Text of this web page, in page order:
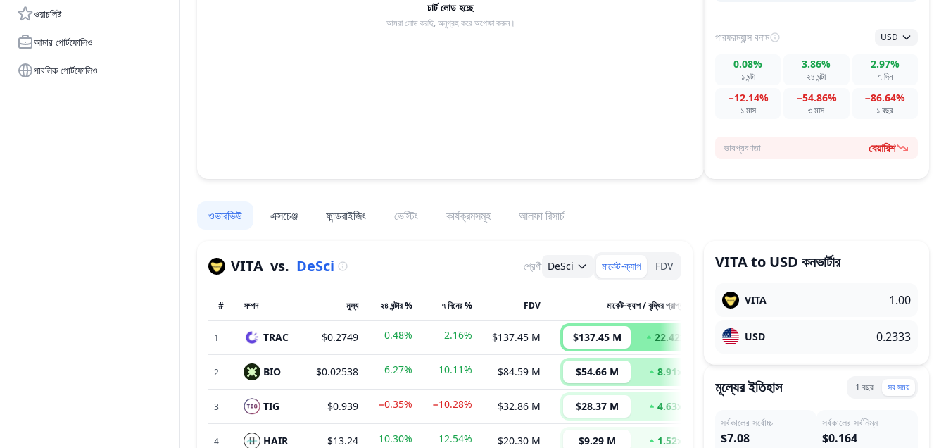
ওয়াচলিষ্ট
আমার পোর্টফোলিও
পাবলিক পোর্টফোলিও
চার্ট লোড হচ্ছে
আমরা লোড করছি, অনুগ্রহ করে অপেক্ষা করুন।
পারফরম্যান্স বনাম USD
১ ঘন্টা
0.08%
২৪ ঘন্টা
3.86%
৭ দিন
2.97%
১ মাস
−12.14%
৩ মাস
−54.86%
১ বছর
−86.64%
ভাবপ্রবণতা বেয়ারিশ
ওভারভিউ এক্সচেঞ্জ ফান্ডরাইজিং ভেস্টিং কার্যক্রমসমূহ আলফা রিসার্চ
VITA vs. DeSci শ্রেণী DeSci মার্কেট-ক্যাপ FDV
# সম্পদ মূল্য ২৪ ঘন্টার % ৭ দিনের % FDV মার্কেট-ক্যাপ / বৃদ্ধির প্রাপ্য
1 TRAC $0.2749 0.48% 2.16% $137.45 M $137.45 M 22.42
2 BIO $0.02538 6.27% 10.11% $84.59 M $54.66 M 8.91x
3 TIG $0.939 −0.35% −10.28% $32.86 M $28.37 M 4.63x
4 HAIR $13.24 10.30% 12.54% $20.30 M $9.29 M 1.52x
VITAto USD কনভার্টার
VITA
USD
মূল্যের ইতিহাস 1 বছর সব সময়
সর্বকালের সর্বোচ্চ
$7.08
সর্বকালের সর্বনিম্ন
$0.164